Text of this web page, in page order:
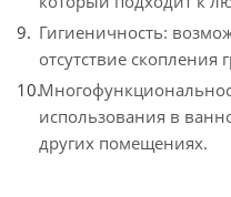
Гигиеничность:
отсутствие скопления
использования в
других помещениях.